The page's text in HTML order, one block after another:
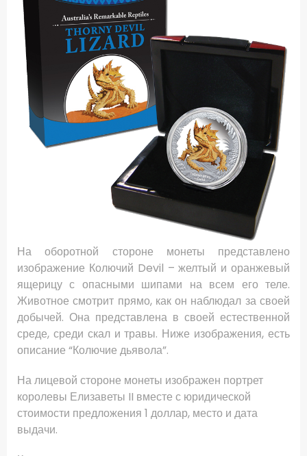
На оборотной стороне монеты представлено
изображение Колючий Devil – желтый и оранжевый
ящерицу с опасными шипами на всем его теле.
Животное смотрит прямо, как он наблюдал за своей
добычей. Она представлена в своей естественной
среде, среди скал и травы. Ниже изображения, есть
описание “Колючие дьявола”.
На лицевой стороне монеты изображен портрет
королевы Елизаветы II вместе с юридической
стоимости предложения 1 доллар, место и дата
выдачи.